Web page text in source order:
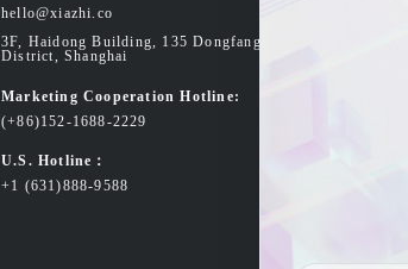
hello@xiazhi.co
3F, Haidong Building, 135 Dongfang Road, Pudong New
District, Shanghai
Marketing Cooperation Hotline:
(+86)152-1688-2229
U.S. Hotline：
+1 (631)888-9588